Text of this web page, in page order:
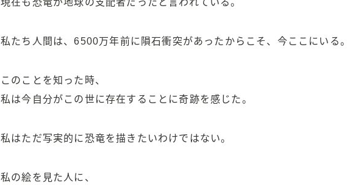
現在も恐竜が地球の支配者だったと言われている。
私たち人間は、6500万年前に隕石衝突があったからこそ、今ここにいる。
このことを知った時、
私は今自分がこの世に存在することに奇跡を感じた。
私はただ写実的に恐竜を描きたいわけではない。
私の絵を見た人に、